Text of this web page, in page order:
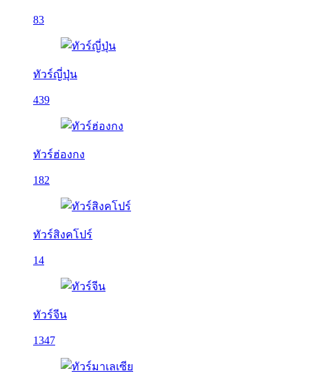
83
ทัวร์ญี่ปุ่น
439
ทัวร์ฮ่องกง
182
ทัวร์สิงคโปร์
14
ทัวร์จีน
1347